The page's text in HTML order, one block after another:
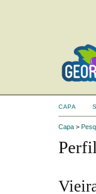
CAPA
Capa >